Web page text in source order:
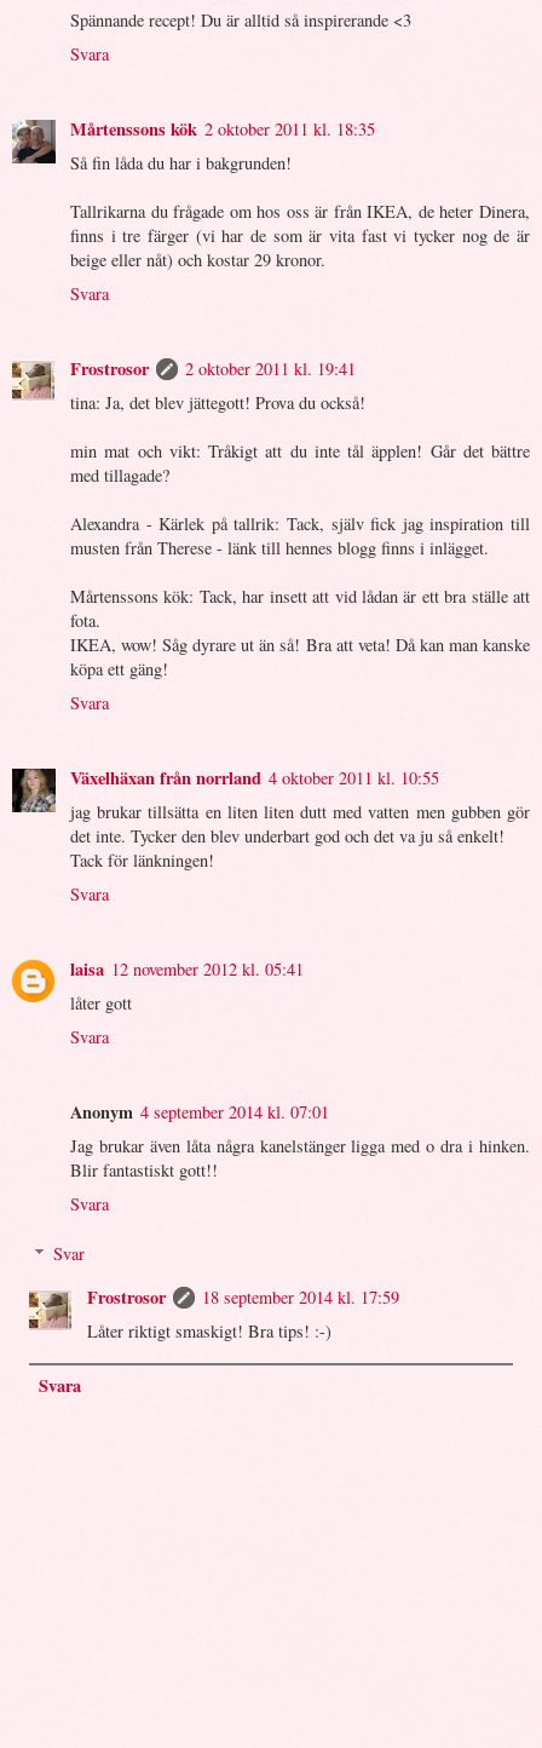
Spännande recept! Du är alltid så inspirerande <3
Svara
Mårtenssons kök 2 oktober 2011 kl. 18:35
Så fin låda du har i bakgrunden!
Tallrikarna du frågade om hos oss är från IKEA, de heter Dinera,
finns i tre färger (vi har de som är vita fast vi tycker nog de är
beige eller nåt) och kostar 29 kronor.
Svara
Frostrosor
2 oktober 2011 kl. 19:41
tina: Ja, det blev jättegott! Prova du också!
min mat och vikt: Tråkigt att du inte tål äpplen! Går det bättre
med tillagade?
Alexandra - Kärlek på tallrik: Tack, själv fick jag inspiration till
musten från Therese - länk till hennes blogg finns i inlägget.
Mårtenssons kök: Tack, har insett att vid lådan är ett bra ställe att
fota.
IKEA, wow! Såg dyrare ut än så! Bra att veta! Då kan man kanske
köpa ett gäng!
Svara
Växelhäxan från norrland 4 oktober 2011 kl. 10:55
jag brukar tillsätta en liten liten dutt med vatten men gubben gör
det inte. Tycker den blev underbart god och det va ju så enkelt!
Tack för länkningen!
Svara
laisa 12 november 2012 kl. 05:41
låter gott
Svara
Anonym 4 september 2014 kl. 07:01
Jag brukar även låta några kanelstänger ligga med o dra i hinken.
Blir fantastiskt gott!!
Svara
Svar
Frostrosor
18 september 2014 kl. 17:59
Låter riktigt smaskigt! Bra tips! :-)
Svara